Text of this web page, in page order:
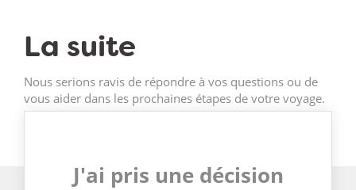
La suite
Nous serions ravis de répondre à vos questions ou de
vous aider dans les prochaines étapes de votre voyage.
J'ai pris une décision